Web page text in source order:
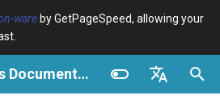
ware by GetPageSpeed, allowing your
NGINX Extras Documentation